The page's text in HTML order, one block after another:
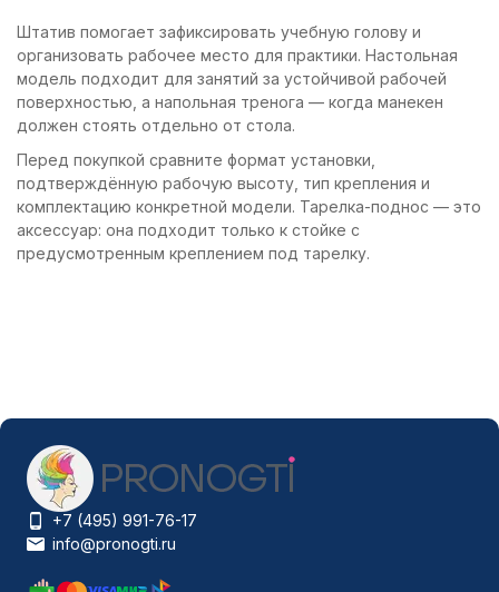
Штатив помогает зафиксировать учебную голову и
организовать рабочее место для практики. Настольная
модель подходит для занятий за устойчивой рабочей
поверхностью, а напольная тренога — когда манекен
должен стоять отдельно от стола.
Перед покупкой сравните формат установки,
подтверждённую рабочую высоту, тип крепления и
комплектацию конкретной модели. Тарелка-поднос — это
аксессуар: она подходит только к стойке с
предусмотренным креплением под тарелку.
+7 (495) 991-76-17
info@pronogti.ru